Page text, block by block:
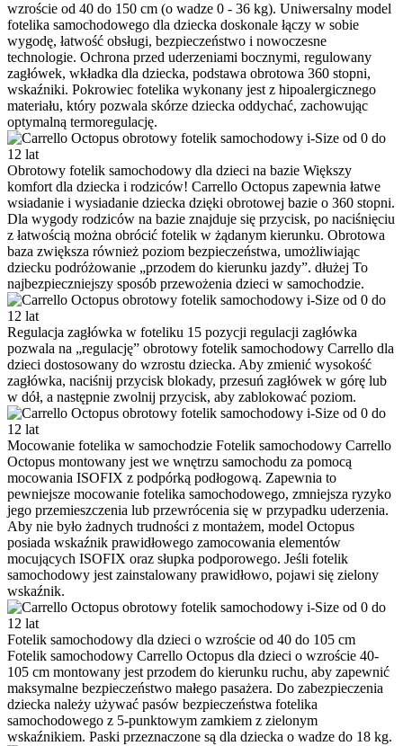
wzroście od 40 do 150 cm (o wadze 0 - 36 kg). Uniwersalny model
fotelika samochodowego dla dziecka doskonale łączy w sobie
wygodę, łatwość obsługi, bezpieczeństwo i nowoczesne
technologie. Ochrona przed uderzeniami bocznymi, regulowany
zagłówek, wkładka dla dziecka, podstawa obrotowa 360 stopni,
wskaźniki. Pokrowiec fotelika wykonany jest z hipoalergicznego
materiału, który pozwala skórze dziecka oddychać, zachowując
optymalną termoregulację.
Obrotowy fotelik samochodowy dla dzieci na bazie Większy
komfort dla dziecka i rodziców! Carrello Octopus zapewnia łatwe
wsiadanie i wysiadanie dziecka dzięki obrotowej bazie o 360 stopni.
Dla wygody rodziców na bazie znajduje się przycisk, po naciśnięciu
z łatwością można obrócić fotelik w żądanym kierunku. Obrotowa
baza zwiększa również poziom bezpieczeństwa, umożliwiając
dziecku podróżowanie „przodem do kierunku jazdy”. dłużej To
najbezpieczniejszy sposób przewożenia dzieci w samochodzie.
Regulacja zagłówka w foteliku 15 pozycji regulacji zagłówka
pozwala na „regulację” obrotowy fotelik samochodowy Carrello dla
dzieci dostosowany do wzrostu dziecka. Aby zmienić wysokość
zagłówka, naciśnij przycisk blokady, przesuń zagłówek w górę lub
w dół, a następnie zwolnij przycisk, aby zablokować poziom.
Mocowanie fotelika w samochodzie Fotelik samochodowy Carrello
Octopus montowany jest we wnętrzu samochodu za pomocą
mocowania ISOFIX z podpórką podłogową. Zapewnia to
pewniejsze mocowanie fotelika samochodowego, zmniejsza ryzyko
jego przemieszczenia lub przewrócenia się w przypadku uderzenia.
Aby nie było żadnych trudności z montażem, model Octopus
posiada wskaźnik prawidłowego zamocowania elementów
mocujących ISOFIX oraz słupka podporowego. Jeśli fotelik
samochodowy jest zainstalowany prawidłowo, pojawi się zielony
wskaźnik.
Fotelik samochodowy dla dzieci o wzroście od 40 do 105 cm
Fotelik samochodowy Carrello Octopus dla dzieci o wzroście 40-
105 cm montowany jest przodem do kierunku ruchu, aby zapewnić
maksymalne bezpieczeństwo małego pasażera. Do zabezpieczenia
dziecka należy używać pasów bezpieczeństwa fotelika
samochodowego z 5-punktowym zamkiem z zielonym
wskaźnikiem. Paski przeznaczone są dla dziecka o wadze do 18 kg.